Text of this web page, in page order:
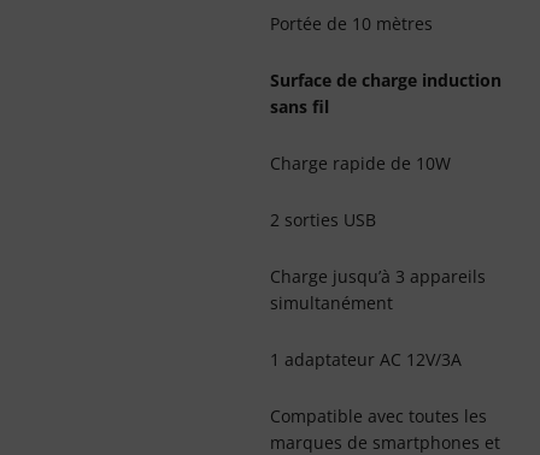
Portée de 10 mètres
Surface de charge induction
sans fil
Charge rapide de 10W
2 sorties USB
Charge jusqu’à 3 appareils
simultanément
1 adaptateur AC 12V/3A
Compatible avec toutes les
marques de smartphones et